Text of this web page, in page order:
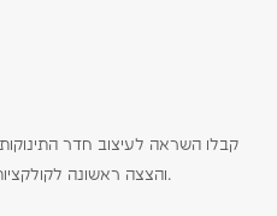
קבלו השראה לעיצוב חדר
והצצה ראשונה לקולקציות חדשות היישר לתיבת המייל שלכם.